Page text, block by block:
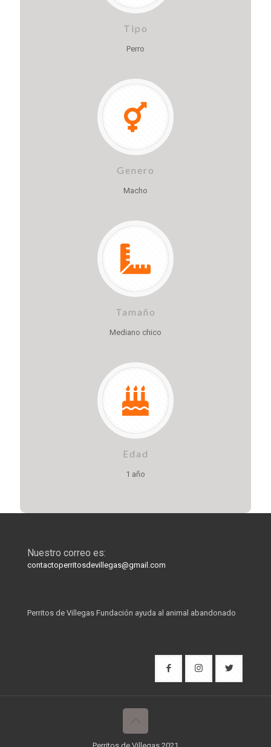
Tipo
Perro
Genero
Macho
Tamaño
Mediano chico
Edad
1 año
Nuestro correo es:
contactoperritosdevillegas@gmail.com
Perritos de Villegas Fundación ayuda al animal abandonado